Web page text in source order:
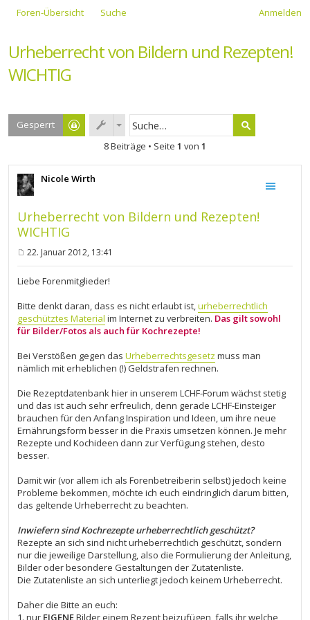
Foren-Übersicht Suche Anmelden
Urheberrecht von Bildern und Rezepten!
WICHTIG
Gesperrt
8 Beiträge • Seite 1 von 1
Nicole Wirth
Urheberrecht von Bildern und Rezepten!
WICHTIG
e
i
a
g
22. Januar 2012, 13:41
Liebe Forenmitglieder!
Bitte denkt daran, dass es nicht erlaubt ist,urheberrechtlich
geschütztes Material im Internet zu verbreiten. Das gilt sowohl
für Bilder/Fotos als auch für Kochrezepte!
Bei Verstößen gegen das Urheberrechtsgesetz muss man
nämlich mit erheblichen (!) Geldstrafen rechnen.
Die Rezeptdatenbank hier in unserem LCHF-Forum wächst stetig
und das ist auch sehr erfreulich, denn gerade LCHF-Einsteiger
brauchen für den Anfang Inspiration und Ideen, um ihre neue
Ernährungsform besser in die Praxis umsetzen können. Je mehr
Rezepte und Kochideen dann zur Verfügung stehen, desto
besser.
Damit wir (vor allem ich als Forenbetreiberin selbst) jedoch keine
Probleme bekommen, möchte ich euch eindringlich darum bitten,
das geltende Urheberrecht zu beachten.
Inwiefern sind Kochrezepte urheberrechtlich geschützt?
Rezepte an sich sind nicht urheberrechtlich geschützt, sondern
nur die jeweilige Darstellung, also die Formulierung der Anleitung,
Bilder oder besondere Gestaltungen der Zutatenliste.
Die Zutatenliste an sich unterliegt jedoch keinem Urheberrecht.
Daher die Bitte an euch:
1. nur EIGENEBilder einem Rezept beizufügen, falls ihr welche